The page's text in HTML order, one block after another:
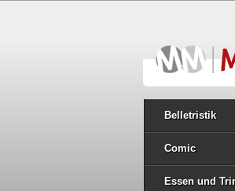
Belletristik
Comic
Essen und